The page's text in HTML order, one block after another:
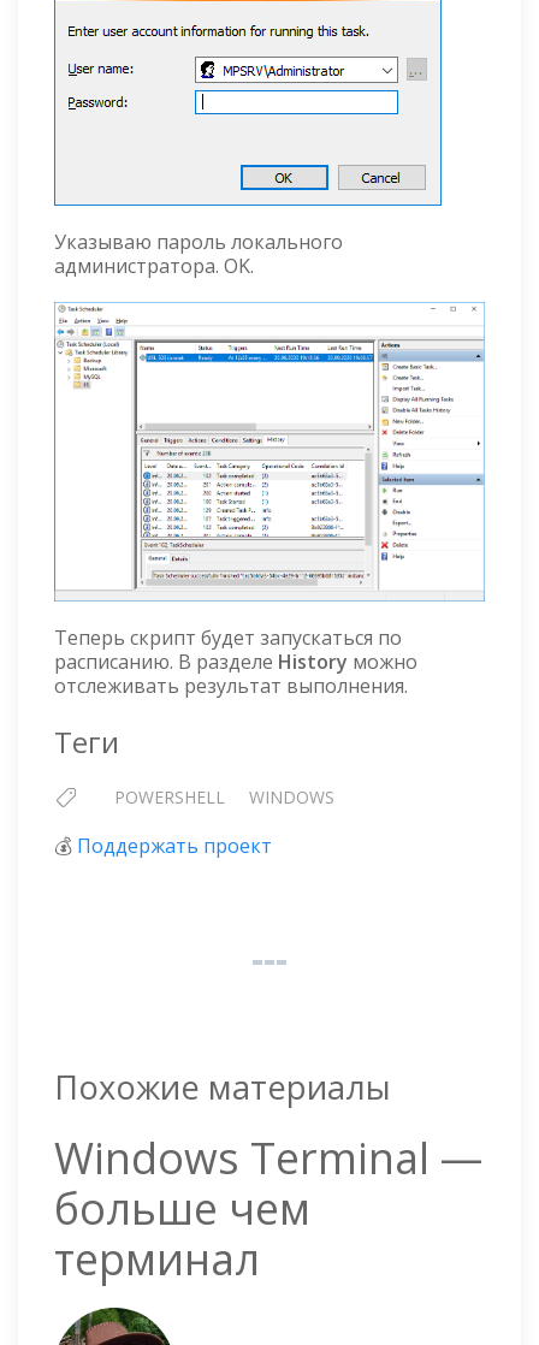
Указываю пароль локального
администратора. OK.
Теперь скрипт будет запускаться по
расписанию. В разделе History можно
отслеживать результат выполнения.
Теги
POWERSHELL WINDOWS
💰 Поддержать проект
Похожие материалы
Windows Terminal —
больше чем
терминал